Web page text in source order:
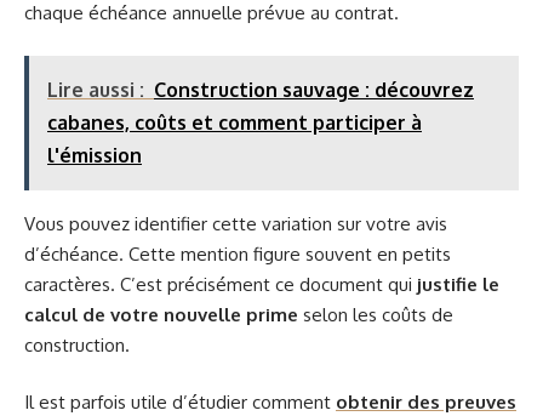
chaque échéance annuelle prévue au contrat.
Lire aussi : Construction sauvage : découvrez
cabanes, coûts et comment participer à
l'émission
Vous pouvez identifier cette variation sur votre avis
d’échéance. Cette mention figure souvent en petits
caractères. C’est précisément ce document qui justifie le
calcul de votre nouvelle prime selon les coûts de
construction.
Il est parfois utile d’étudier comment obtenir des preuves